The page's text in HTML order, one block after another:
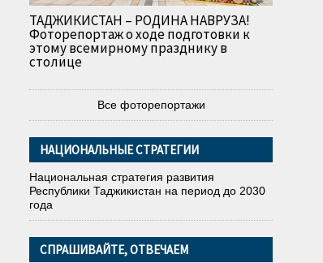
ТАДЖИКИСТАН – РОДИНА НАВРУЗА!
Фоторепортаж о ходе подготовки к
этому всемирному празднику в
столице
Все фоторепортажи
НАЦИОНАЛЬНЫЕ СТРАТЕГИИ
Национальная стратегия развития
Республики Таджикистан на период до 2030
года
СПРАШИВАЙТЕ, ОТВЕЧАЕМ